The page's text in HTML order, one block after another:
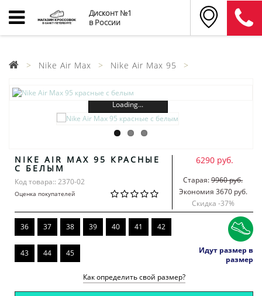
Дисконт №1
в России
Nike Air Max Nike Air Max 95
Loading...
NIKE AIR MAX 95 КРАСНЫЕ
С БЕЛЫМ
Код товара:: 2370-02
Оценка покупателей
6290 руб.
Старая:9960 руб.
Экономия 3670 руб.
Скидка -37%
36 37 38 39 40 41 42
43 44 45
Идут размер в
размер
Как определить свой размер?